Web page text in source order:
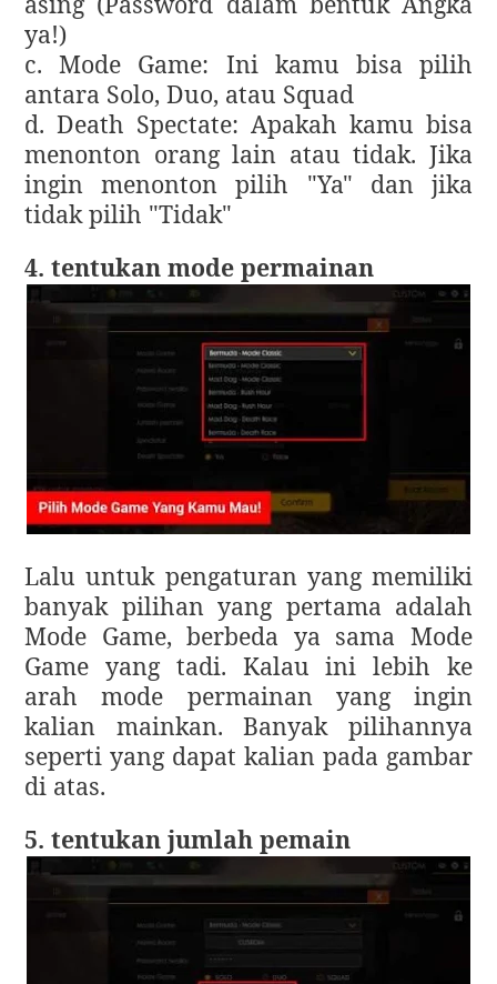
ya!)
c. Mode Game: Ini kamu bisa pilih
antara Solo, Duo, atau Squad
d. Death Spectate: Apakah kamu bisa
menonton orang lain atau tidak. Jika
ingin menonton pilih "Ya" dan jika
tidak pilih "Tidak"
4. tentukan mode permainan
Lalu untuk pengaturan yang memiliki
banyak pilihan yang pertama adalah
Mode Game, berbeda ya sama Mode
Game yang tadi. Kalau ini lebih ke
arah mode permainan yang ingin
kalian mainkan. Banyak pilihannya
seperti yang dapat kalian pada gambar
di atas.
5. tentukan jumlah pemain